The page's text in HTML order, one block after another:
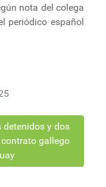
nota del colega
periódico español
detenidos y dos
gallego